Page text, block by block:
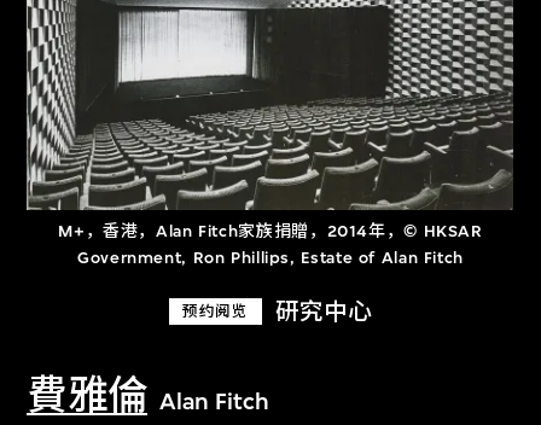
M+，香港，Alan Fitch家族捐贈，2014年，© HKSAR
Government, Ron Phillips, Estate of Alan Fitch
预约阅览 研究中心
費雅倫 Alan Fitch
进一步筛选 搜索
关于M+藏品
探索世界顶级的二十及二十一世纪视觉
文化藏品。